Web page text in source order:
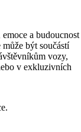
a budoucnost
být součástí
vozy,
v exkluzivních